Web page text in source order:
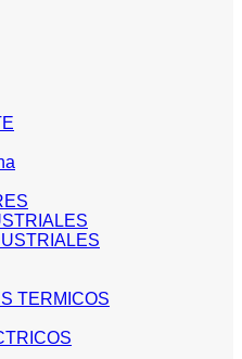
TERMICOS